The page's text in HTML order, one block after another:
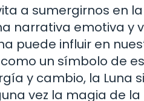
a sumergirnos en
narrativa emotiva y
puede influir en
un símbolo de
y cambio, la Luna
vez la magia de